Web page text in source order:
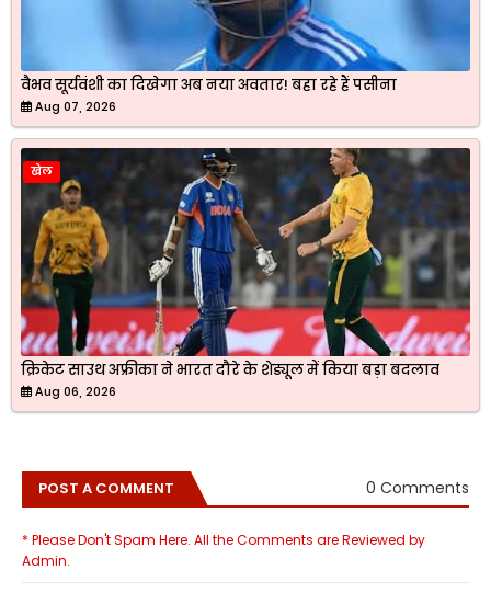
वैभव सूर्यवंशी का दिखेगा अब नया अवतार! बहा रहे हैं पसीना
Aug 07, 2026
खेल
क्रिकेट साउथ अफ्रीका ने भारत दौरे के शेड्यूल में किया बड़ा बदलाव
Aug 06, 2026
POST A COMMENT 0 Comments
* Please Don't Spam Here. All the Comments are Reviewed by
Admin.